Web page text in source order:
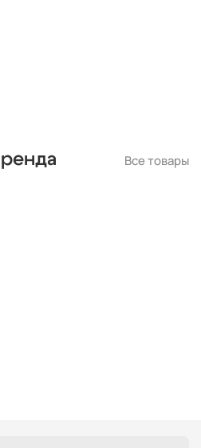
Все товары